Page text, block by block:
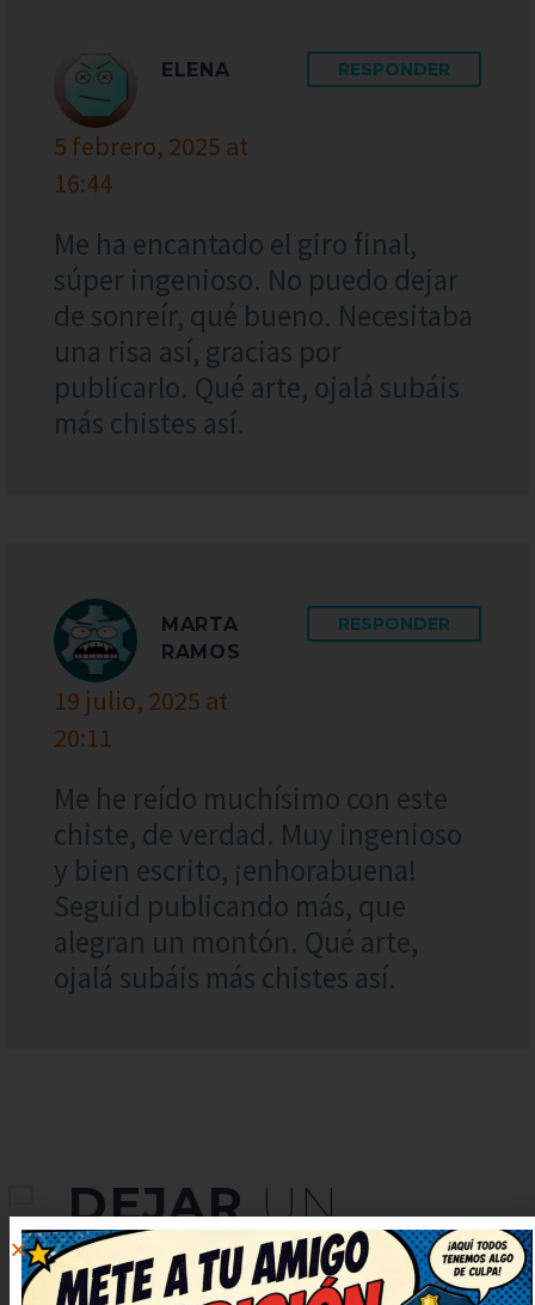
ELENA
5 febrero, 2025 at
16:44
RESPONDER
Me ha encantado el giro final,
súper ingenioso. No puedo dejar
de sonreír, qué bueno. Necesitaba
una risa así, gracias por
publicarlo. Qué arte, ojalá subáis
más chistes así.
MARTA
RAMOS
19 julio, 2025 at
20:11
RESPONDER
Me he reído muchísimo con este
chiste, de verdad. Muy ingenioso
y bien escrito, ¡enhorabuena!
Seguid publicando más, que
alegran un montón. Qué arte,
ojalá subáis más chistes así.
DEJARUN
COMENTARIO